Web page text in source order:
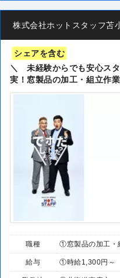
株式会社ホットスタッフ苫
シェアを含む
＼ 未経験からでも安心ス
実！窓製品の加工・組立作
職種 ①窓製品の加工・
給与 ①時給1,300円～